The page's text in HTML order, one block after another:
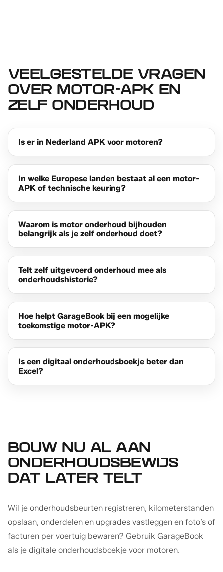
VEELGESTELDE VRAGEN
OVER MOTOR-APK EN
ZELF ONDERHOUD
Is er in Nederland APK voor motoren?
In welke Europese landen bestaat al een motor-
APK of technische keuring?
Waarom is motor onderhoud bijhouden
belangrijk als je zelf onderhoud doet?
Telt zelf uitgevoerd onderhoud mee als
onderhoudshistorie?
Hoe helpt GarageBook bij een mogelijke
toekomstige motor-APK?
Is een digitaal onderhoudsboekje beter dan
Excel?
BOUW NU AL AAN
ONDERHOUDSBEWIJS
DAT LATER TELT
Wil je onderhoudsbeurten registreren, kilometerstanden
opslaan, onderdelen en upgrades vastleggen en foto’s of
facturen per voertuig bewaren? Gebruik GarageBook
als je digitale onderhoudsboekje voor motoren.